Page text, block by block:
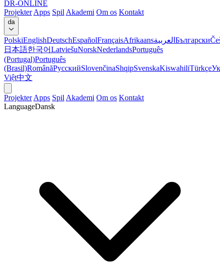
DR-ONLINE
Projekter Apps Spil Akademi Om os Kontakt
da
PolskiEnglishDeutschEspañolFrançaisAfrikaansالعربية Български
日本語한국어LatviešuNorskNederlandsPortuguês
(Portugal)Português
(Brasil)RomânăРусскийSlovenčinaShqipSvenskaKiswahiliTürkçe
Việt中文
Projekter Apps Spil Akademi Om os Kontakt
LanguageDansk